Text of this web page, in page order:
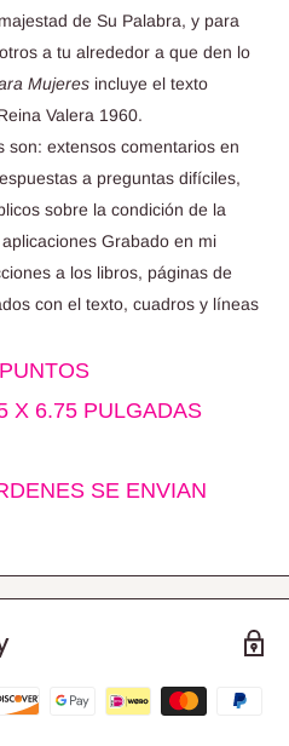
de Su Palabra, y para
a tu alrededor a que den lo
Mujeres incluye el texto
Valera 1960.
son: extensos comentarios en
a preguntas difíciles,
sobre la condición de la
Grabado en mi
a los libros, páginas de
con el texto, cuadros y líneas
X 6.75 PULGADAS
SE ENVIAN